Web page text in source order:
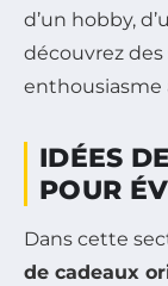
d’un hobby,
découvrez
enthousiasme
IDÉES
POUR
Dans cette
de cadeaux